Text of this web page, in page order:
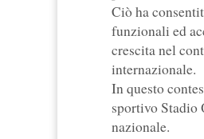
Ciò ha
funzionali ed
crescita nel
internazionale.
In questo
sportivo Stadio
nazionale.